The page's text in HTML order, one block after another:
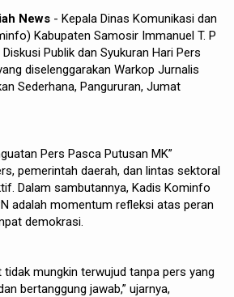
News - Kepala Dinas Komunikasi dan
Kabupaten Samosir Immanuel T. P
Publik dan Syukuran Hari Pers
diselenggarakan Warkop Jurnalis
Sederhana, Pangururan, Jumat
Pers Pasca Putusan MK”
pemerintah daerah, dan lintas sektoral
Dalam sambutannya, Kadis Kominfo
adalah momentum refleksi atas peran
demokrasi.
tidak mungkin terwujud tanpa pers yang
bertanggung jawab,” ujarnya,